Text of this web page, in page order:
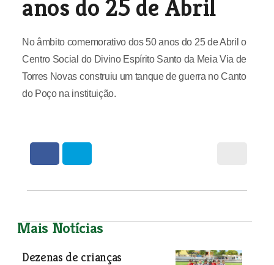
anos do 25 de Abril
No âmbito comemorativo dos 50 anos do 25 de Abril o
Centro Social do Divino Espírito Santo da Meia Via de
Torres Novas construiu um tanque de guerra no Canto
do Poço na instituição.
Mais Notícias
Dezenas de crianças